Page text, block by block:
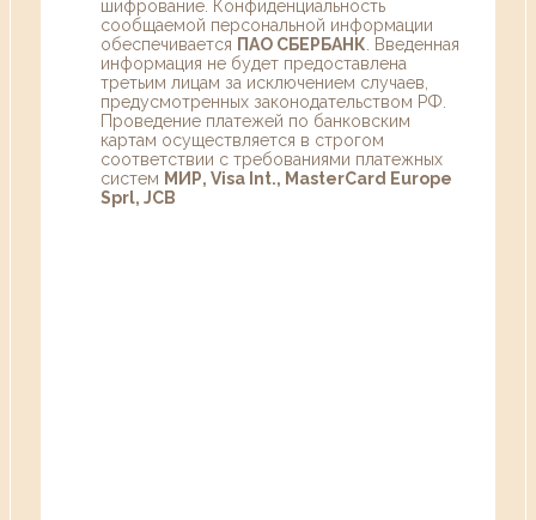
шифрование. Конфиденциальность
сообщаемой персональной информации
обеспечивается ПАО СБЕРБАНК . Введенная
информация не будет предоставлена
третьим лицам за исключением случаев,
предусмотренных законодательством РФ.
Проведение платежей по банковским
картам осуществляется в строгом
соответствии с требованиями платежных
систем МИР, Visa Int., MasterCard Europe
Sprl, JCB